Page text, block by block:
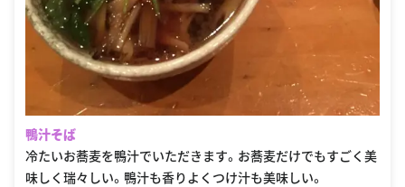
鴨汁そば
冷たいお蕎麦を鴨汁でいただきます。お蕎麦だけでもすごく美
味しく瑞々しい。鴨汁も香りよくつけ汁も美味しい。